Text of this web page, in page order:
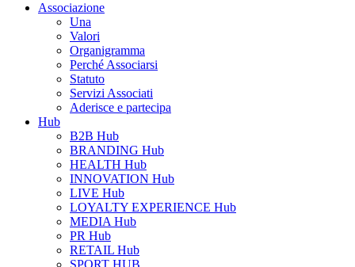
Associazione
Una
Valori
Organigramma
Perché Associarsi
Statuto
Servizi Associati
Aderisce e partecipa
Hub
B2B Hub
BRANDING Hub
HEALTH Hub
INNOVATION Hub
LIVE Hub
LOYALTY EXPERIENCE Hub
MEDIA Hub
PR Hub
RETAIL Hub